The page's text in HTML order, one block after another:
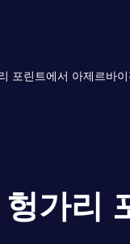
포린트에서 아제르바
헝가리